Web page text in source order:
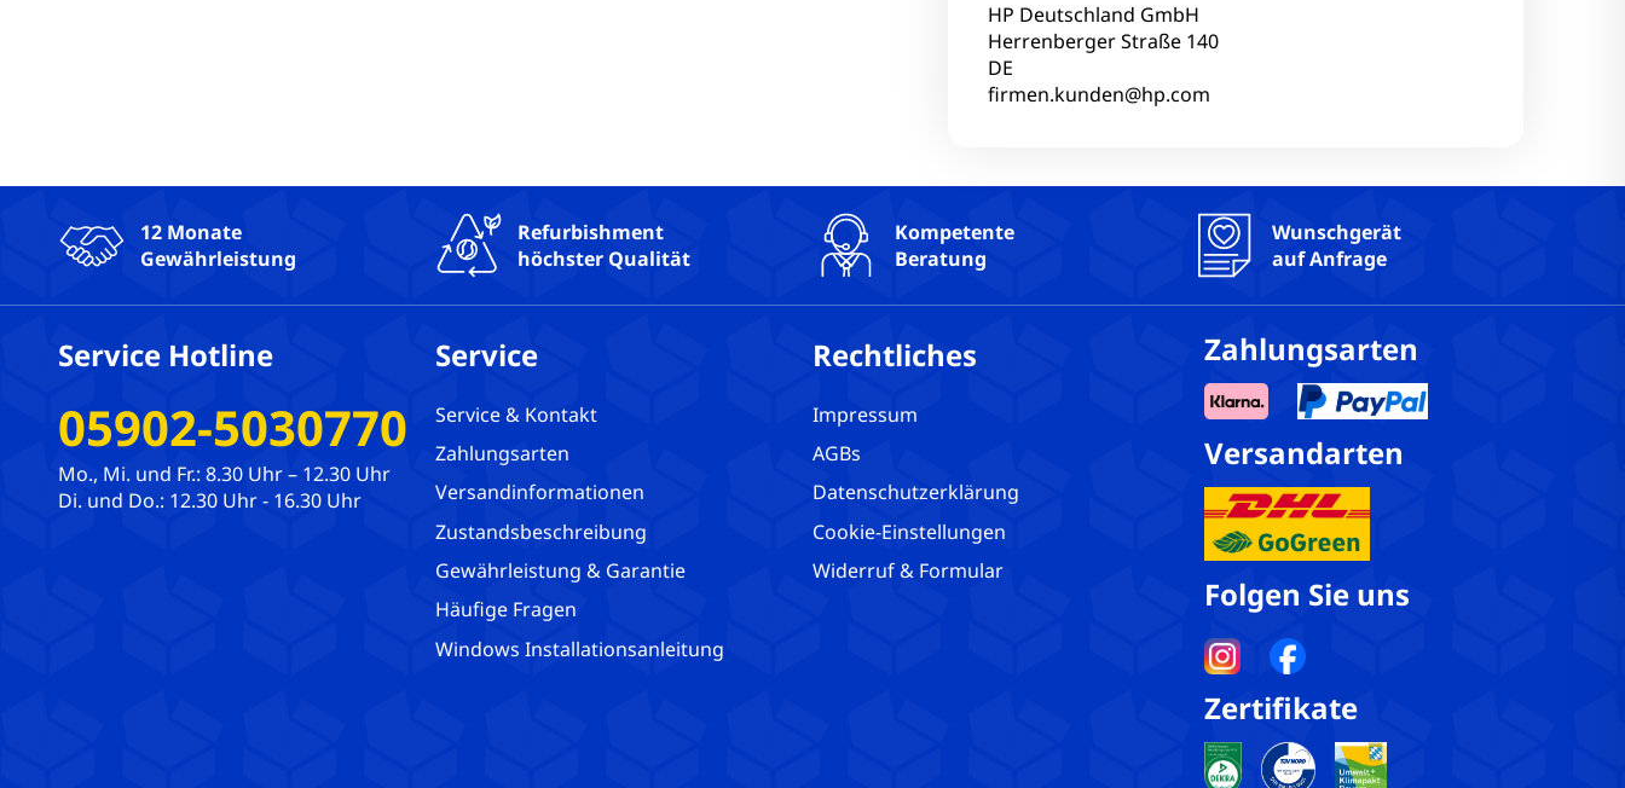
HP Deutschland GmbH
Herrenberger Straße 140
DE
firmen.kunden@hp.com
12 Monate
Gewährleistung
Refurbishment
höchster Qualität
Kompetente
Beratung
Wunschgerät
auf Anfrage
Service Hotline
05902-5030770
Mo., Mi. und Fr.: 8.30 Uhr – 12.30 Uhr
Di. und Do.: 12.30 Uhr - 16.30 Uhr
Service
Service & Kontakt
Zahlungsarten
Versandinformationen
Zustandsbeschreibung
Gewährleistung & Garantie
Häufige Fragen
Windows Installationsanleitung
Rechtliches
Impressum
AGBs
Datenschutzerklärung
Cookie-Einstellungen
Widerruf & Formular
Zahlungsarten
Versandarten
Folgen Sie uns
Zertifikate